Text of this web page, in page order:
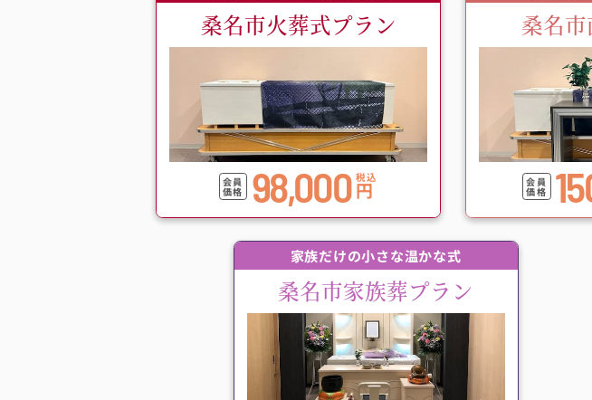
桑名市火葬式プラン
会員
価格 98,000 税込
円
桑名
会員
価格
家族だけの小さな温かな式
桑名市家族葬プラン